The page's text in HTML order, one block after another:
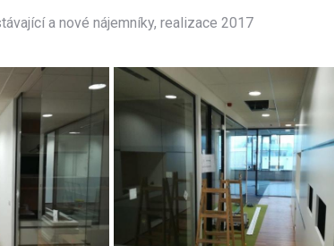
a nové nájemníky, realizace 2017